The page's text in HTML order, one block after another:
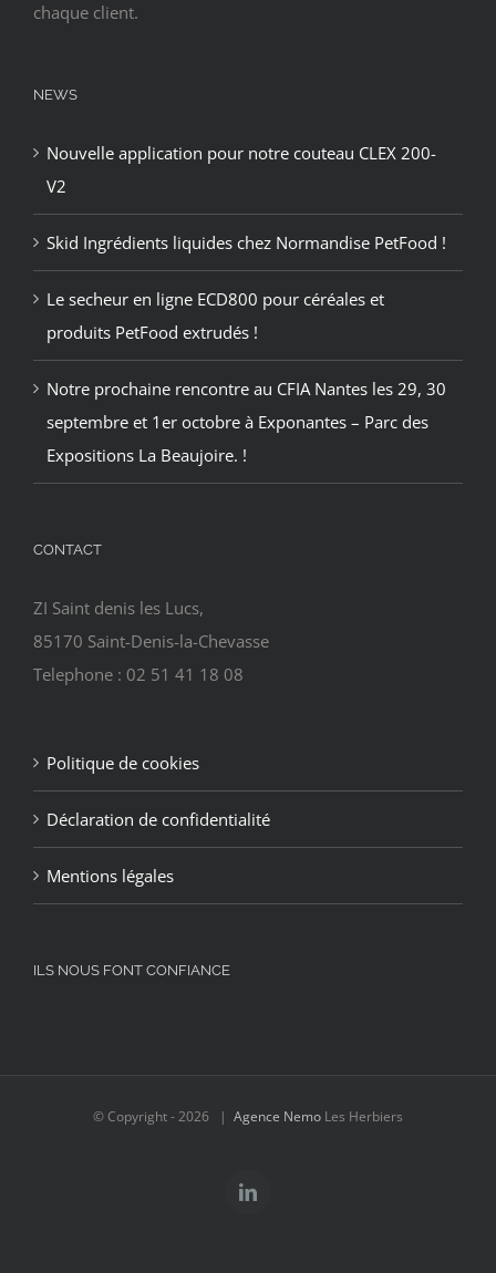
chaque client.
NEWS
Nouvelle application pour notre couteau CLEX 200-
V2
Skid Ingrédients liquides chez Normandise PetFood !
Le secheur en ligne ECD800 pour céréales et
produits PetFood extrudés !
Notre prochaine rencontre au CFIA Nantes les 29, 30
septembre et 1er octobre à Exponantes – Parc des
Expositions La Beaujoire. !
CONTACT
ZI Saint denis les Lucs,
85170 Saint-Denis-la-Chevasse
Telephone : 02 51 41 18 08
Politique de cookies
Déclaration de confidentialité
Mentions légales
ILS NOUS FONT CONFIANCE
© Copyright -2026 | Agence Nemo Les Herbiers
LinkedIn